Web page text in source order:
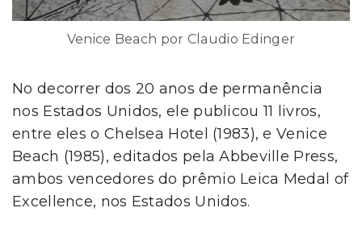
Venice Beach por Claudio Edinger
No decorrer dos 20 anos de permanência
nos Estados Unidos, ele publicou 11 livros,
entre eles o Chelsea Hotel (1983), e Venice
Beach (1985), editados pela Abbeville Press,
ambos vencedores do prêmio Leica Medal of
Excellence, nos Estados Unidos.